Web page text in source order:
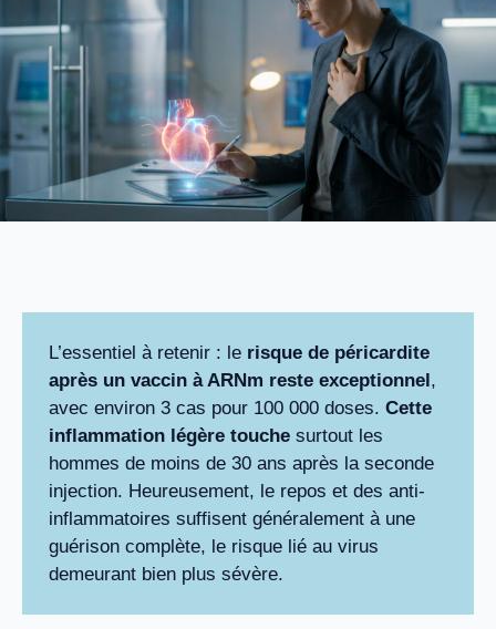
L’essentiel à retenir : le risque de péricardite
après un vaccin à ARNm reste exceptionnel,
avec environ 3 cas pour 100 000 doses. Cette
inflammation légère touche surtout les
hommes de moins de 30 ans après la seconde
injection. Heureusement, le repos et des anti-
inflammatoires suffisent généralement à une
guérison complète, le risque lié au virus
demeurant bien plus sévère.